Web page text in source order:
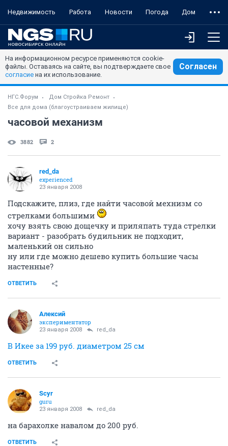
Недвижимость Работа Новости Погода Дом
На информационном ресурсе применяются cookie-
файлы. Оставаясь на сайте, вы подтверждаете свое
согласие на их использование.
Согласен
НГС.Форум
Дом Стройка Ремонт
Все для дома (благоустраиваем жилище)
часовой механизм
3882 2
red_da
experienced
23 января 2008
Подскажите, плиз, где найти часовой мехнизм со
стрелками большими
хочу взять свою дощечку и приляпать туда стрелки
вариант - разобрать будильник не подходит,
маленький он сильно
ну или где можно дешево купить большие часы
настенные?
ОТВЕТИТЬ
Алексий
экспериментатор
23 января 2008 red_da
В Икее за 199 руб. диаметром 25 см
ОТВЕТИТЬ
Scyr
guru
23 января 2008 red_da
на барахолке навалом до 200 руб.
ОТВЕТИТЬ